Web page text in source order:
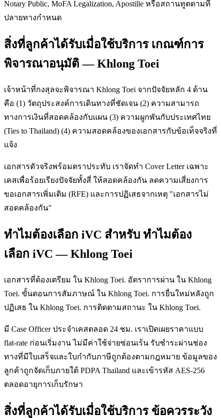
Notary Public, MoFA Legalization, Apostille หรือสถานทูตตามที่
ปลายทางกำหนด
สิ่งที่ลูกค้าได้รับเมื่อใช้บริการ เกณฑ์การ
พิจารณาอนุมัติ — Khlong Toei
เจ้าหน้าที่กงสุลจะพิจารณา Khlong Toei จากปัจจัยหลัก 4 ด้าน
คือ (1) วัตถุประสงค์การเดินทางที่ชัดเจน (2) ความสามารถ
ทางการเงินที่สอดคล้องกับแผน (3) ความผูกพันกับประเทศไทย
(Ties to Thailand) (4) ความสอดคล้องของเอกสารกับข้อเท็จจริงที่
แจ้ง
เอกสารตัวจริงพร้อมตราประทับ เราจัดทำ Cover Letter เฉพาะ
เคสเพื่อร้อยเรียงปัจจัยทั้งสี่ ให้สอดคล้องกัน ลดความเสี่ยงการ
ขอเอกสารเพิ่มเติม (RFE) และการปฏิเสธจากเหตุ "เอกสารไม่
สอดคล้องกัน"
ทำไมต้องเลือก iVC สำหรับ ทำไมต้อง
เลือก iVC — Khlong Toei
เอกสารที่ต้องเตรียม ใน Khlong Toei. อัตราการผ่าน ใน Khlong
Toei. ขั้นตอนการสัมภาษณ์ ใน Khlong Toei. การยื่นใหม่หลังถูก
ปฏิเสธ ใน Khlong Toei. การติดตามสถานะ ใน Khlong Toei.
มี Case Officer ประจำเคสตลอด 24 ชม. เราเปิดเผยราคาแบบ
flat-rate ก่อนเริ่มงาน ไม่มีค่าใช้จ่ายซ่อนเร้น รับชำระผ่านช่อง
ทางที่มีใบเสร็จและใบกำกับภาษีถูกต้องตามกฎหมาย ข้อมูลของ
ลูกค้าถูกจัดเก็บภายใต้ PDPA Thailand และเข้ารหัส AES-256
ตลอดอายุการเก็บรักษา
สิ่งที่ลูกค้าได้รับเมื่อใช้บริการ ข้อควรระวัง